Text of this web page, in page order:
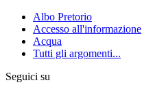
Albo Pretorio
Accesso all'informazione
Acqua
Tutti gli argomenti...
Seguici su